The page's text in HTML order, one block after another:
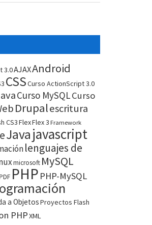
3.0AJAXAndroid
CSSCurso ActionScript 3.0
Curso MySQLCurso
Drupalescritura
CS3FlexFlex 3 Framework
Javajavascript
lenguajes de
microsoft MySQL
PHP PHP-MySQL
a ObjetosProyectos Flash
PHPXML